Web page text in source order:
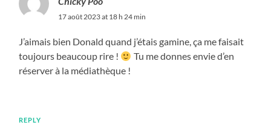
17 août 2023 at 18 h 24 min
J’aimais bien Donald quand j’étais gamine, ça me faisait
toujours beaucoup rire !
Tu me donnes envie d’en
réserver à la médiathèque !
REPLY